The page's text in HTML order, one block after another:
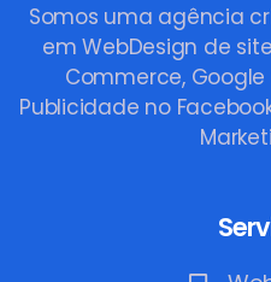
Somos uma agência
em WebDesign de
Commerce, Google
Publicidade no